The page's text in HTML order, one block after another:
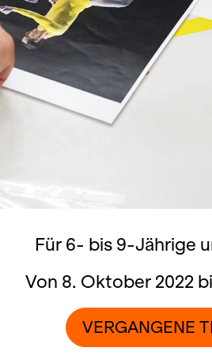
Für 6- bis 9-Jährige
Von 8. Oktober 2022
VERGANGENE